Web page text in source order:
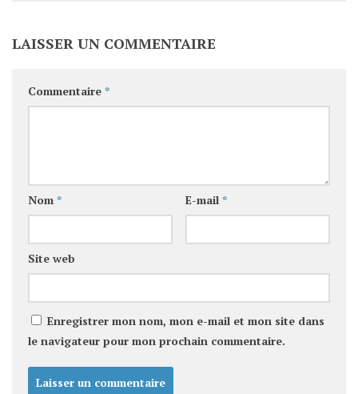
LAISSER UN COMMENTAIRE
Commentaire *
Nom * E-mail *
Site web
Enregistrer mon nom, mon e-mail et mon site dans
le navigateur pour mon prochain commentaire.